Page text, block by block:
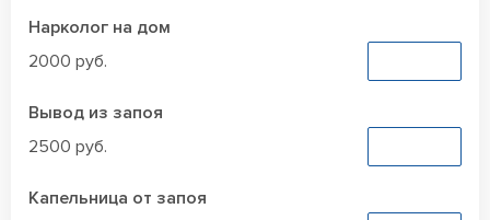
Нарколог на дом
2000 руб.
Вывод из запоя
2500 руб.
Капельница от запоя